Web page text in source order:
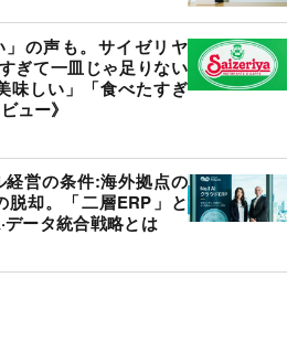
」の声も。サイゼリヤ
ぎて一皿じゃ足りない
味しい」「食べたすぎ
ュー》
営の条件:海外拠点の
脱却。「二層ERP」と
ータ統合戦略とは